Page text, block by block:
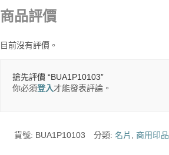
商品評價
目前沒有評價。
搶先評價 “BUA1P10103”
你必須登入才能發表評論。
貨號: BUA1P10103 分類:名片 ,商用印品